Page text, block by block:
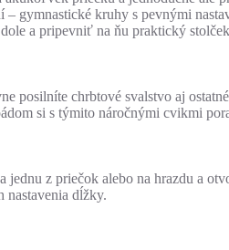
gymnastické kruhy s pevnými
a pripevniť na ňu praktický
chrbtové svalstvo aj
si s týmito náročnými cvikmi
z priečok alebo na hrazdu a
nastavenia dĺžky.